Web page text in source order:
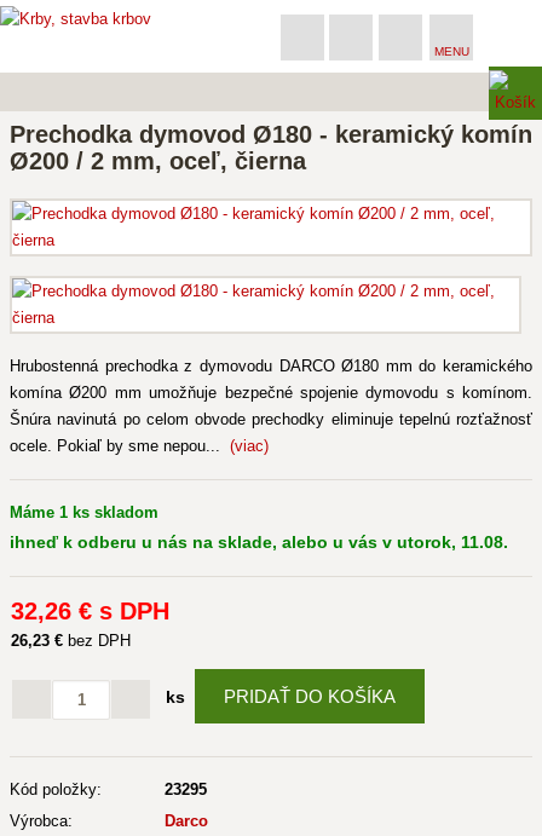
MENU
Prechodka dymovod Ø180 - keramický komín
Ø200 / 2 mm, oceľ, čierna
Hrubostenná prechodka z dymovodu DARCO Ø180 mm do keramického
komína Ø200 mm umožňuje bezpečné spojenie dymovodu s komínom.
Šnúra navinutá po celom obvode prechodky eliminuje tepelnú rozťažnosť
ocele. Pokiaľ by sme nepou... (viac)
Máme 1 ks skladom
ihneď k odberu u nás na sklade, alebo u vás v utorok, 11.08.
32,26 € s DPH
26,23 € bez DPH
ks PRIDAŤ DO KOŠÍKA
Kód položky:
23295
Výrobca:
Darco